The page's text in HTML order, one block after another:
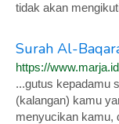
tidak akan
Surah Al-
https://
...gutus kepadamu
(kalangan) kamu
menyucikan kamu,